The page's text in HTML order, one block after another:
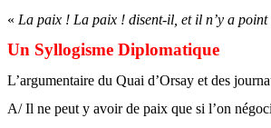
« La paix ! La paix ! disent-il, et il n’y a
Un Syllogisme Diplomatique
L’argumentaire du Quai d’Orsay et des
A/ Il ne peut y avoir de paix que si l’on